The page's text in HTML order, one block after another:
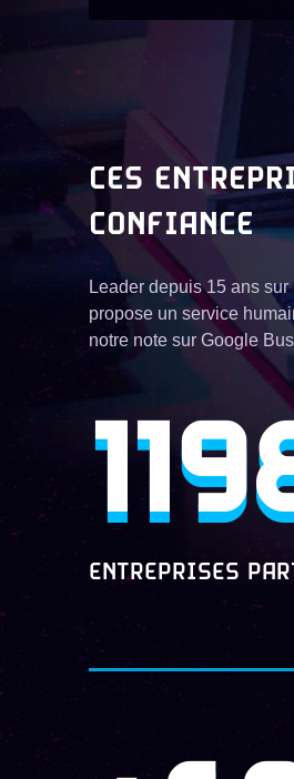
CES
CONFIANCE
Leader depuis 15 ans
propose un service
notre note sur Google
ENTREPRISES